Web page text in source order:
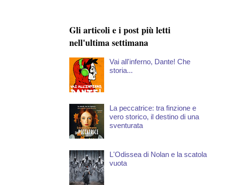
Gli articoli e i post più letti
nell'ultima settimana
Vai all'inferno, Dante! Che
storia...
La peccatrice: tra finzione e
vero storico, il destino di una
sventurata
L'Odissea di Nolan e la scatola
vuota